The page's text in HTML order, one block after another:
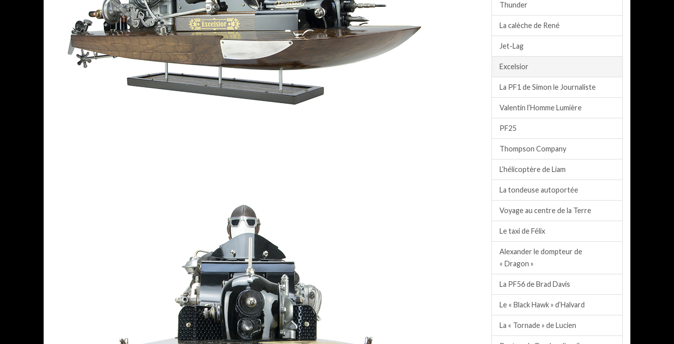
Thunder
La calèche de René
Jet-Lag
Excelsior
La PF1 de Simon le Journaliste
Valentin l’Homme Lumière
PF25
Thompson Company
L’hélicoptère de Liam
La tondeuse autoportée
Voyage au centre de la Terre
Le taxi de Félix
Alexander le dompteur de
« Dragon »
La PF56 de Brad Davis
Le « Black Hawk » d’Halvard
La « Tornade » de Lucien